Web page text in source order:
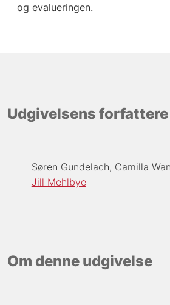
og evalueringen.
Udgivelsens forfattere
Søren Gundelach Camilla
Jill Mehlbye
Om denne udgivelse